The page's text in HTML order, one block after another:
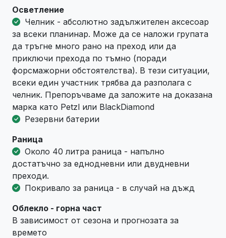
Осветление
Челник - абсолютно задължителен аксесоар
за всеки планинар. Може да се наложи групата
да тръгне много рано на преход или да
приключи прехода по тъмно (поради
форсмажорни обстоятелства). В тези ситуации,
всеки един участник трябва да разполага с
челник. Препоръчваме да заложите на доказана
марка като Petzl или BlackDiamond
Резервни батерии
Раница
Около 40 литра раница - напълно
достатъчно за еднодневни или двудневни
преходи.
Покривало за раница - в случай на дъжд
Облекло - горна част
В зависимост от сезона и прогнозата за
времето